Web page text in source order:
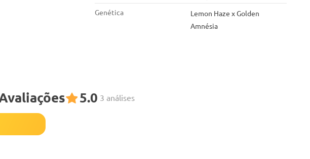
Genética
Lemon Haze x Golden
Amnésia
5.0 3 análises